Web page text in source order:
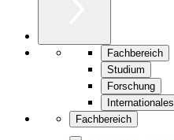
Fachbereich
Studium
Forschung
Internationales
Fachbereich